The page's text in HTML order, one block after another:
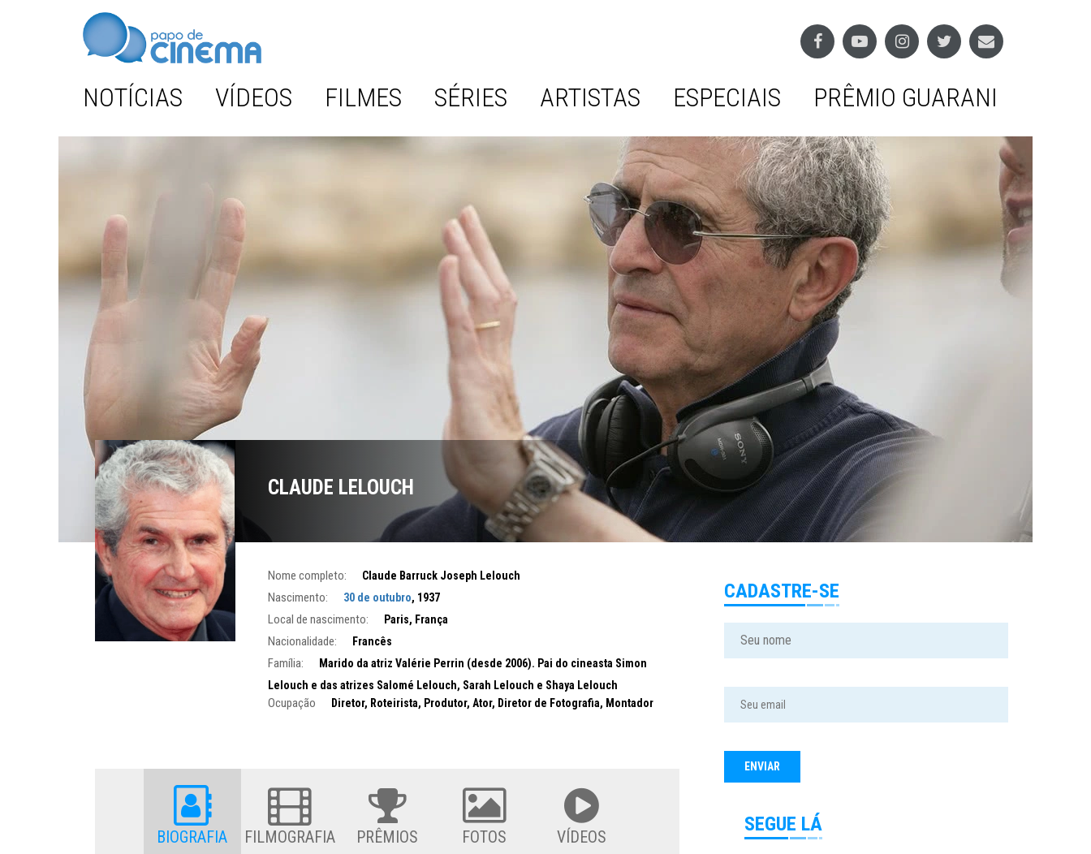
NOTÍCIAS VÍDEOS FILMES SÉRIES ARTISTAS ESPECIAIS PRÊMIO GUARANI
CLAUDE LELOUCH
Nome completo: Claude Barruck Joseph Lelouch
Nascimento: 30 de outubro, 1937
Local de nascimento: Paris, França
Nacionalidade: Francês
Família:
Marido da atriz Valérie Perrin (desde 2006). Pai do cineasta Simon
Lelouch e das atrizes Salomé Lelouch, Sarah Lelouch e Shaya Lelouch
Ocupação Diretor, Roteirista, Produtor, Ator, Diretor de Fotografia, Montador
BIOGRAFIA FILMOGRAFIA PRÊMIOS FOTOS VÍDEOS
CADASTRE-SE
SEGUE LÁ